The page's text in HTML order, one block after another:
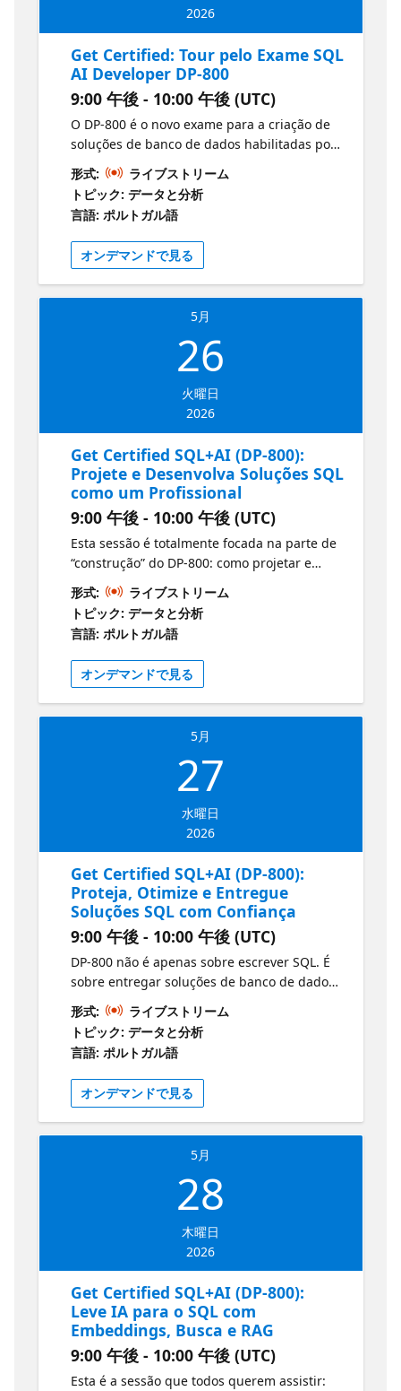
2026
Get Certified: Tour pelo Exame SQL
AI Developer DP-800
9:00 午後 - 10:00 午後 (UTC)
O DP-800 é o novo exame para a criação de
soluções de banco de dados habilitadas por
IA no SQL Server, Azure SQL e bancos de
dados SQL no Microsoft Fabric. Nesta sessão
de abertura, faremos um tour guiado por
todas as áreas de habilidades para que você
saiba exatamente o que esperar, como os
domínios se conectam e onde focar
primeiro.Você terá uma visão de alto nível de
cada área dos módulos do Microsoft Learn,
incluindo T‑SQL avançado, fundamentos de
segurança e desempenho, práticas de
implantação (CI/CD) e a seção de IA que
inteligente e RAG em soluções SQL.
形式:
ライブストリーム
トピック: データと分析
言語: ポルトガル語
オンデマンドで見る
5月
26
火曜日
2026
Get Certified SQL+AI (DP-800):
Projete e Desenvolva Soluções SQL
como um Profissional
9:00 午後 - 10:00 午後 (UTC)
Esta sessão é totalmente focada na parte de
“construção” do DP-800: como projetar e
desenvolver soluções de banco de dados que
suportam cargas reais e que correspondem
ao que o exame cobra. Vamos abordar as
principais habilidades do desenvolvedor,
desde a escolha correta de objetos e padrões
até a escrita de SQL consistente e
sustentável.
形式:
ライブストリーム
トピック: データと分析
言語: ポルトガル語
オンデマンドで見る
5月
27
水曜日
2026
Get Certified SQL+AI (DP-800):
Proteja, Otimize e Entregue
Soluções SQL com Confiança
9:00 午後 - 10:00 午後 (UTC)
DP-800 não é apenas sobre escrever SQL. É
sobre entregar soluções de banco de dados
seguras, rápidas e prontas para produção
em ambientes modernos de engenharia.
Nesta sessão, vamos focar nas práticas de
engenharia que transformam seu trabalho
com SQL em soluções prontas para uso real.
形式:
ライブストリーム
トピック: データと分析
言語: ポルトガル語
オンデマンドで見る
5月
28
木曜日
2026
Get Certified SQL+AI (DP-800):
Leve IA para o SQL com
Embeddings, Busca e RAG
9:00 午後 - 10:00 午後 (UTC)
Esta é a sessão que todos querem assistir: